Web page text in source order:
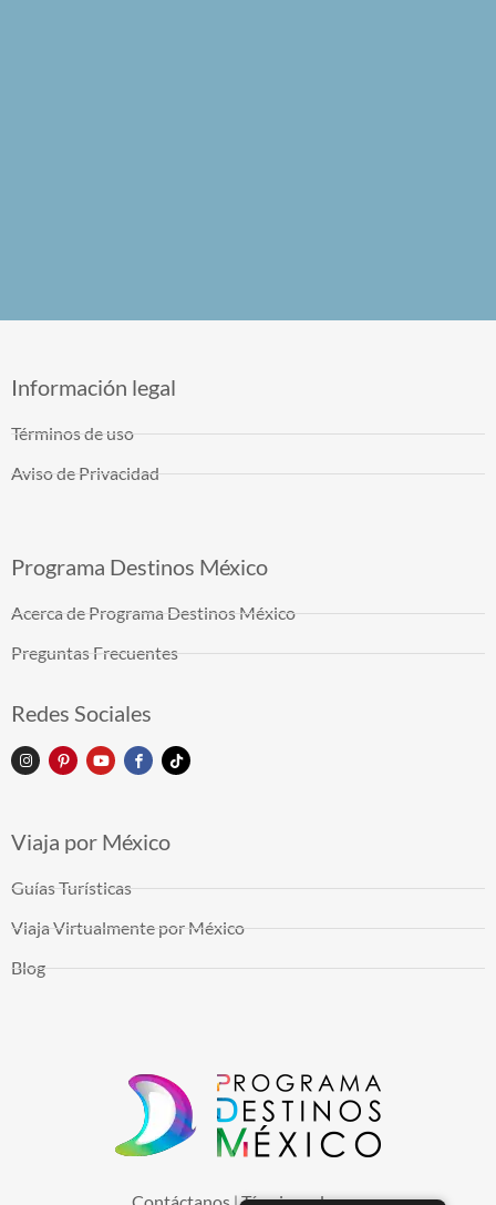
Información legal
Términos de uso
Aviso de Privacidad
Programa Destinos México
Acerca de Programa Destinos México
Preguntas Frecuentes
Redes Sociales
Viaja por México
Guías Turísticas
Viaja Virtualmente por México
Blog